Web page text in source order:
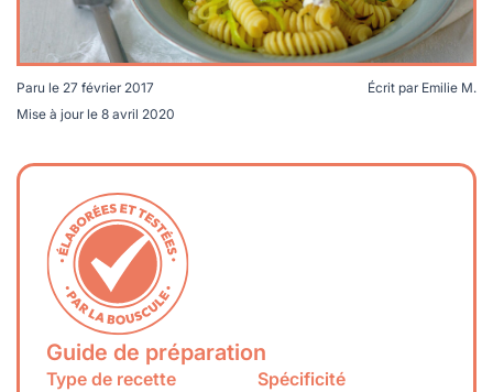
Paru le 27 février 2017
Mise à jour le 8 avril 2020
Écrit par Emilie M.
Guide de préparation
Type de recette
Spécificité